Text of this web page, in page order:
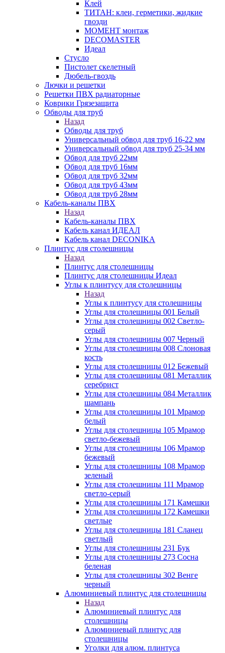
Клей
ТИТАН: клеи, герметики, жидкие
гвозди
МОМЕНТ монтаж
DECOMASTER
Идеал
Стусло
Пистолет скелетный
Дюбель-гвоздь
Лючки и решетки
Решетки ПВХ радиаторные
Коврики Грязезащита
Обводы для труб
Назад
Обводы для труб
Универсальный обвод для труб 16-22 мм
Универсальный обвод для труб 25-34 мм
Обвод для труб 22мм
Обвод для труб 16мм
Обвод для труб 32мм
Обвод для труб 43мм
Обвод для труб 28мм
Кабель-каналы ПВХ
Назад
Кабель-каналы ПВХ
Кабель канал ИДЕАЛ
Кабель канал DECONIKA
Плинтус для столешницы
Назад
Плинтус для столешницы
Плинтус для столешницы Идеал
Углы к плинтусу для столешницы
Назад
Углы к плинтусу для столешницы
Углы для столешницы 001 Белый
Углы для столешницы 002 Светло-
серый
Углы для столешницы 007 Черный
Углы для столешницы 008 Слоновая
кость
Углы для столешницы 012 Бежевый
Углы для столешницы 081 Металлик
серебрист
Углы для столешницы 084 Металлик
шампань
Углы для столешницы 101 Мрамор
белый
Углы для столешницы 105 Мрамор
светло-бежевый
Углы для столешницы 106 Мрамор
бежевый
Углы для столешницы 108 Мрамор
зеленый
Углы для столешницы 111 Мрамор
светло-серый
Углы для столешницы 171 Камешки
Углы для столешницы 172 Камешки
светлые
Углы для столешницы 181 Сланец
светлый
Углы для столешницы 231 Бук
Углы для столешницы 273 Сосна
беленая
Углы для столешницы 302 Венге
черный
Алюминиевый плинтус для столешницы
Назад
Алюминиевый плинтус для
столешницы
Алюминиевый плинтус для
столешницы
Уголки для алюм. плинтуса